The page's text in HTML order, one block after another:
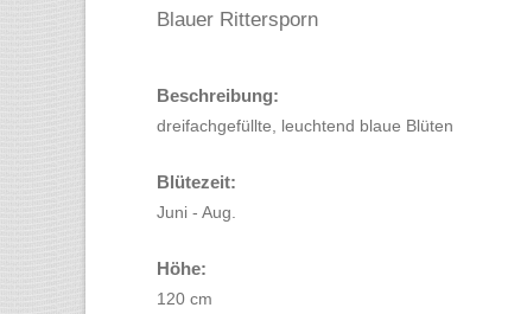
Blauer Rittersporn
Beschreibung:
dreifachgefüllte, leuchtend blaue Blüten
Blütezeit:
Juni - Aug.
Höhe:
120 cm